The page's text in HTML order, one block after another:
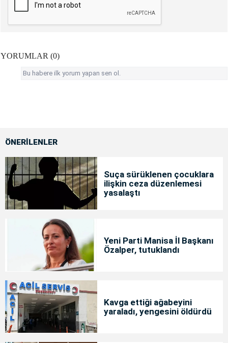
YORUMLAR (0)
Bu habere ilk yorum yapan sen ol.
ÖNERİLENLER
Suça sürüklenen çocuklara
ilişkin ceza düzenlemesi
yasalaştı
Yeni Parti Manisa İl Başkanı
Özalper, tutuklandı
Kavga ettiği ağabeyini
yaraladı, yengesini öldürdü